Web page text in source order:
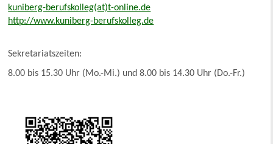
kuniberg-berufskolleg(at)t-online.de
http://www.kuniberg-berufskolleg.de
Sekretariatszeiten:
8.00 bis 15.30 Uhr (Mo.-Mi.) und 8.00 bis 14.30 Uhr (Do.-Fr.)